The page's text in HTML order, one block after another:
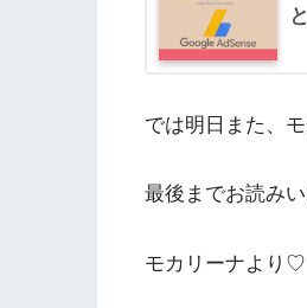
では明日また、
最後までお読み
モカリーナより♡